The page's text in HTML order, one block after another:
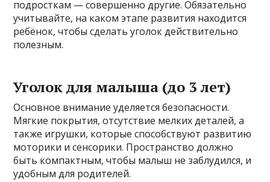
подросткам — совершенно другие. Обязательно
учитывайте, на каком этапе развития находится
ребёнок, чтобы сделать уголок действительно
полезным.
Уголок для малыша (до 3 лет)
Основное внимание уделяется безопасности.
Мягкие покрытия, отсутствие мелких деталей, а
также игрушки, которые способствуют развитию
моторики и сенсорики. Пространство должно
быть компактным, чтобы малыш не заблудился, и
удобным для родителей.